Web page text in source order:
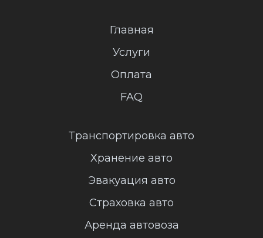
Главная
Услуги
Оплата
FAQ
Транспортировка авто
Хранение авто
Эвакуация авто
Страховка авто
Аренда автовоза